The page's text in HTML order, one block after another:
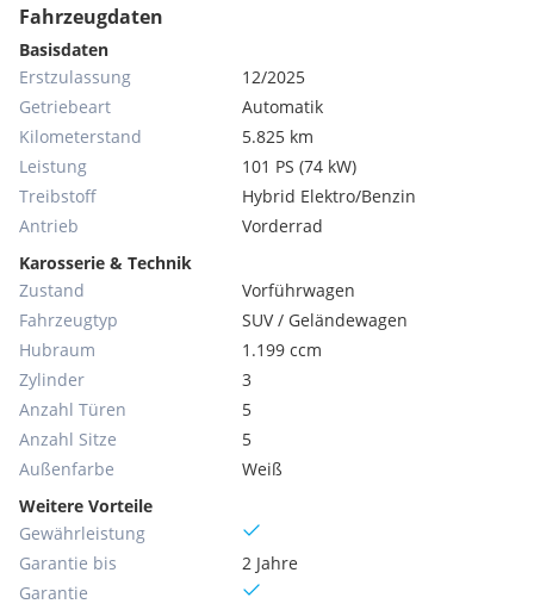
Fahrzeugdaten
Basisdaten
Erstzulassung
12/2025
Getriebeart
Automatik
Kilometerstand
5.825 km
Leistung
101 PS (74 kW)
Treibstoff
Hybrid Elektro/Benzin
Antrieb
Vorderrad
Karosserie & Technik
Zustand
Vorführwagen
Fahrzeugtyp
SUV / Geländewagen
Hubraum
1.199 ccm
Zylinder
3
Anzahl Türen
5
Anzahl Sitze
5
Außenfarbe
Weiß
Weitere Vorteile
Gewährleistung
Garantie bis
2 Jahre
Garantie